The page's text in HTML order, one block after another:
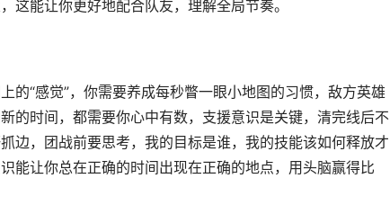
这能让你更好地配合队友，理解全局节奏。
的“感觉”，你需要养成每秒瞥一眼小地图的习惯，敌方英雄
的时间，都需要你心中有数，支援意识是关键，清完线后不
边，团战前要思考，我的目标是谁，我的技能该如何释放才
能让你总在正确的时间出现在正确的地点，用头脑赢得比